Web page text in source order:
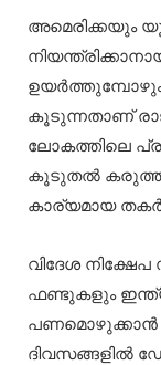
അമെരിക്കയും
കൂടുന്നതാണ്
ലോകത്തിലെ
കൂടുതല്‍
കാര്യമായ
വിദേശ
ഫണ്ടുകളും
പണമൊഴുക്കാന്‍
ദിവസങ്ങളില്‍